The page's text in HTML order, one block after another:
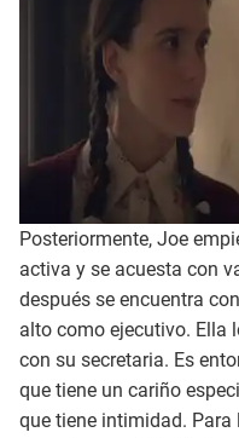
Posteriormente, Joe
activa y se acuesta con
después se encuentra
alto como ejecutivo. Ella
con su secretaria. Es
que tiene un cariño
que tiene intimidad. Para